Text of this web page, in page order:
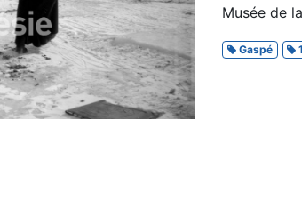
Musée de
Gaspé